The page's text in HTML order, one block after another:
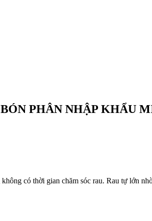
PHÂN NHẬP KHẨU
có thời gian chăm sóc rau. Rau tự lớn